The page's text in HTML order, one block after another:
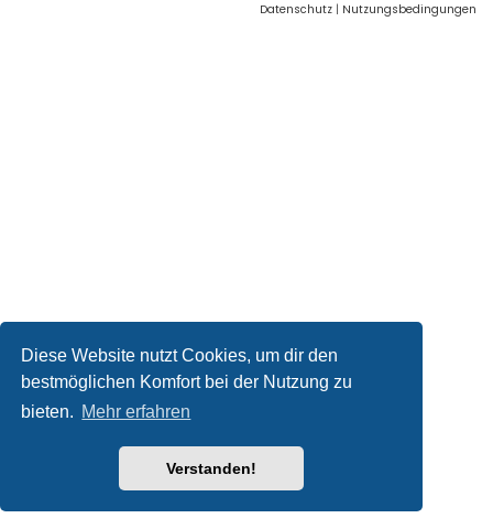
Diese Website nutzt Cookies, um dir den
bestmöglichen Komfort bei der Nutzung zu
bieten. Mehr erfahren
Verstanden!
Datenschutz | Nutzungsbedingungen